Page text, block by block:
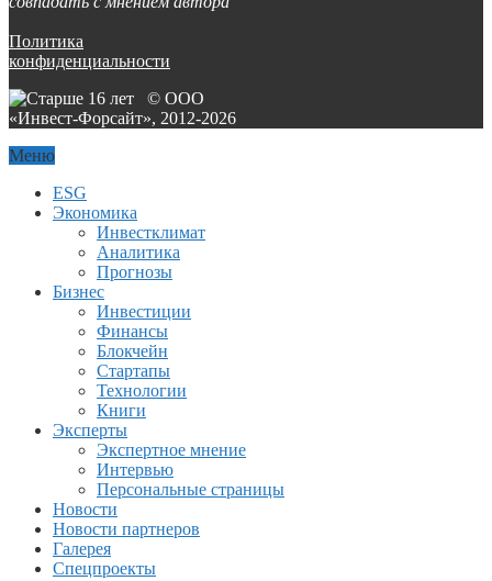
Политика
конфиденциальности
© ООО
«Инвест-Форсайт», 2012-2026
Меню
ESG
Экономика
Инвестклимат
Аналитика
Прогнозы
Бизнес
Инвестиции
Финансы
Блокчейн
Стартапы
Технологии
Книги
Эксперты
Экспертное мнение
Интервью
Персональные страницы
Новости
Новости партнеров
Галерея
Спецпроекты